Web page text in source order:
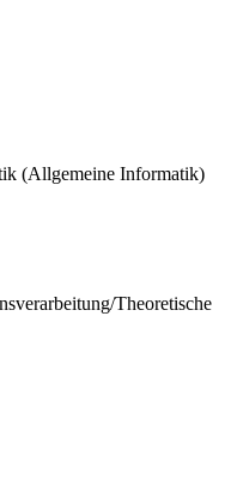
(Allgemeine Informatik)
Theoretische